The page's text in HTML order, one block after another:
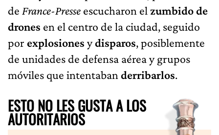
de France-Presse escucharon el zumbido de
drones en el centro de la ciudad, seguido
por explosiones ydisparos, posiblemente
de unidades de defensa aérea y grupos
móviles que intentaban derribarlos.
ESTO NO LES GUSTA A LOS
AUTORITARIOS